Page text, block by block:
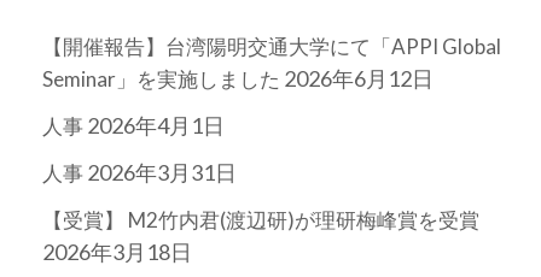
【開催報告】台湾陽明交通大学にて「APPI Global
Seminar」を実施しました 2026年6月12日
人事2026年4月1日
人事2026年3月31日
【受賞】 M2竹内君(渡辺研)が理研梅峰賞を受賞
2026年3月18日